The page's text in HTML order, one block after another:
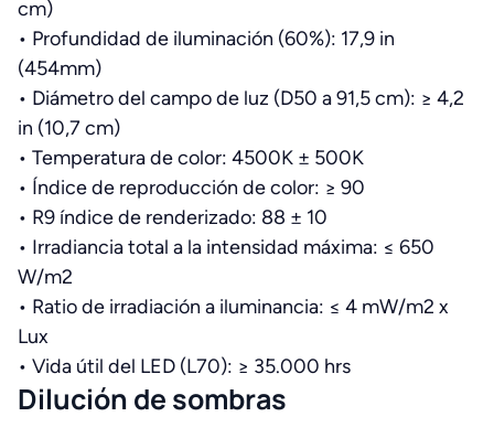
cm)
• Profundidad de iluminación (60%): 17,9 in
(454mm)
• Diámetro del campo de luz (D50 a 91,5 cm): ≥ 4,2
in (10,7 cm)
• Temperatura de color: 4500K ± 500K
• Índice de reproducción de color: ≥ 90
• R9 índice de renderizado: 88 ± 10
• Irradiancia total a la intensidad máxima: ≤ 650
W/m2
• Ratio de irradiación a iluminancia: ≤ 4 mW/m2 x
Lux
• Vida útil del LED (L70): ≥ 35.000 hrs
Dilución de sombras